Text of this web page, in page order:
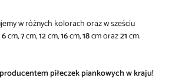
w różnych kolorachoraz w sześciu
6cm,7cm,12cm,16cm,18cm oraz21cm.
piłeczek piankowych w kraju!